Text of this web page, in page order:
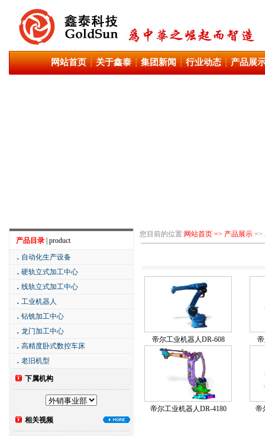
网站首页┆关于鑫泰┆集团新闻┆行业动态┆产品展
产品目录 | product
． 自动化生产设备
． 硬轨立式加工中心
． 线轨立式加工中心
． 工业机器人
． 钻铣加工中心
． 龙门加工中心
． 高精度卧式数控车床
． 老旧机型
下属机构
相关视频
您目前的位置:网站首页 => 产品展示 =>
帝尔工业机器人DR-608
帝尔工业机器人DR-4180 帝